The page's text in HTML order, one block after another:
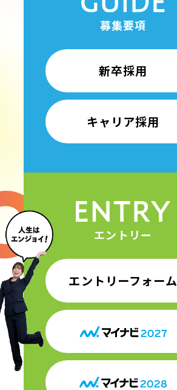
募集要項
新卒採用
キャリア採用
エントリー
エントリーフォーム